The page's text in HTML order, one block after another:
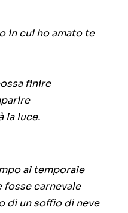
in cui ho amato te
finire
la luce.
al temporale
carnevale
di un soffio di neve